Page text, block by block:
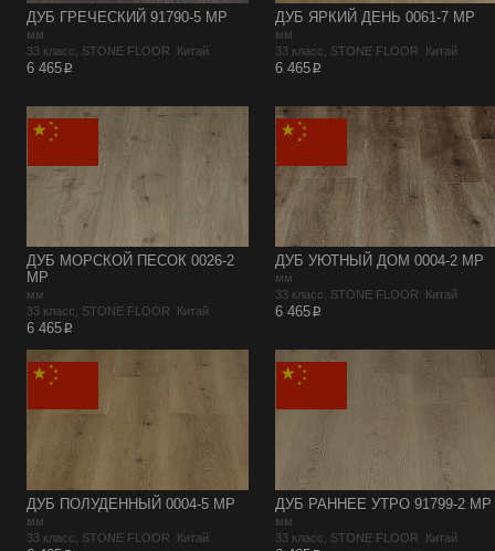
ДУБ ГРЕЧЕСКИЙ 91790-5 MP
мм
33 класс, STONE FLOOR Китай
6 465p
ДУБ ЯРКИЙ ДЕНЬ 0061-7 MP
мм
33 класс, STONE FLOOR Китай
6 465p
ДУБ МОРСКОЙ ПЕСОК 0026-2
MP
мм
33 класс, STONE FLOOR Китай
6 465p
ДУБ УЮТНЫЙ ДОМ 0004-2 MP
мм
33 класс, STONE FLOOR Китай
6 465p
ДУБ ПОЛУДЕННЫЙ 0004-5 MP
мм
33 класс, STONE FLOOR Китай
ДУБ РАННЕЕ УТРО 91799-2 MP
мм
33 класс, STONE FLOOR Китай